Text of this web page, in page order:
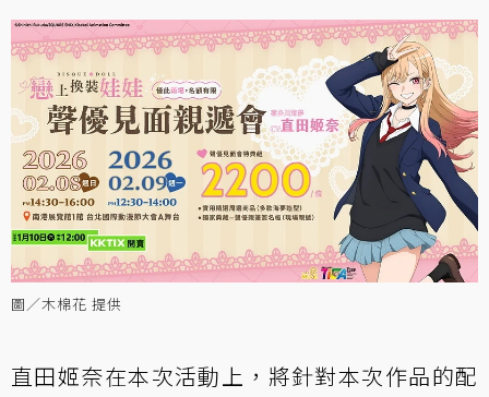
圖／木棉花 提供
直田姬奈在本次活動上，將針對本次作品的配